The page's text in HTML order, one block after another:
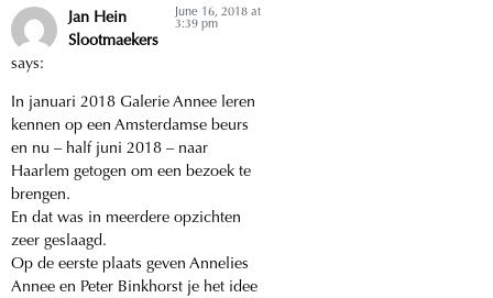
Jan Hein
Slootmaekers
says:
June 16, 2018 at
3:39 pm
In januari 2018 Galerie Annee leren
kennen op een Amsterdamse beurs
en nu – half juni 2018 – naar
Haarlem getogen om een bezoek te
brengen.
En dat was in meerdere opzichten
zeer geslaagd.
Op de eerste plaats geven Annelies
Annee en Peter Binkhorst je het idee